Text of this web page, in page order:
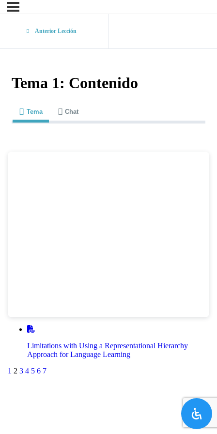
Anterior Lección
Tema 1: Contenido
Tema Chat
Limitations with Using a Representational Hierarchy
Approach for Language Learning
1 2 3 4 5 6 7